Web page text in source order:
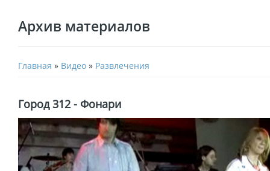
Архив материалов
Главная » Видео » Развлечения
Гoрод 312 - Фонари